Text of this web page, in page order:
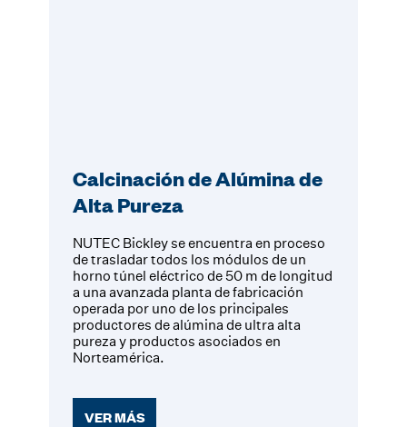
Calcinación de Alúmina de
Alta Pureza
NUTEC Bickley se encuentra en proceso
de trasladar todos los módulos de un
horno túnel eléctrico de 50 m de longitud
a una avanzada planta de fabricación
operada por uno de los principales
productores de alúmina de ultra alta
pureza y productos asociados en
Norteamérica.
VER MÁS